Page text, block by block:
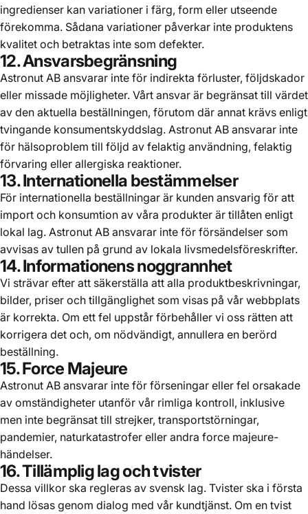
ingredienser kan variationer i färg, form eller utseende
förekomma. Sådana variationer påverkar inte produktens
kvalitet och betraktas inte som defekter.
12. Ansvarsbegränsning
Astronut AB ansvarar inte för indirekta förluster, följdskador
eller missade möjligheter. Vårt ansvar är begränsat till värdet
av den aktuella beställningen, förutom där annat krävs enligt
tvingande konsumentskyddslag. Astronut AB ansvarar inte
för hälsoproblem till följd av felaktig användning, felaktig
förvaring eller allergiska reaktioner.
13. Internationella bestämmelser
För internationella beställningar är kunden ansvarig för att
import och konsumtion av våra produkter är tillåten enligt
lokal lag. Astronut AB ansvarar inte för försändelser som
avvisas av tullen på grund av lokala livsmedelsföreskrifter.
14. Informationens noggrannhet
Vi strävar efter att säkerställa att alla produktbeskrivningar,
bilder, priser och tillgänglighet som visas på vår webbplats
är korrekta. Om ett fel uppstår förbehåller vi oss rätten att
korrigera det och, om nödvändigt, annullera en berörd
beställning.
15. Force Majeure
Astronut AB ansvarar inte för förseningar eller fel orsakade
av omständigheter utanför vår rimliga kontroll, inklusive
men inte begränsat till strejker, transportstörningar,
pandemier, naturkatastrofer eller andra force majeure-
händelser.
16. Tillämplig lag och tvister
Dessa villkor ska regleras av svensk lag. Tvister ska i första
hand lösas genom dialog med vår kundtjänst. Om en tvist